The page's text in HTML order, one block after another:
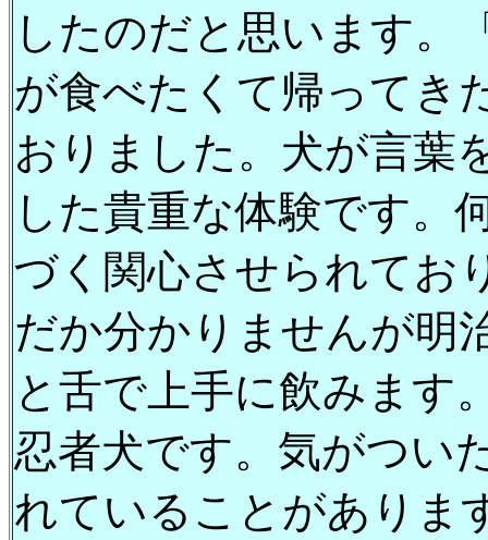
したのだと思います。
が食べたくて帰ってき
おりました。犬が言葉
した貴重な体験です。
づく関心させられてお
だか分かりませんが明
と舌で上手に飲みます
忍者犬です。気がつい
れていることがありま